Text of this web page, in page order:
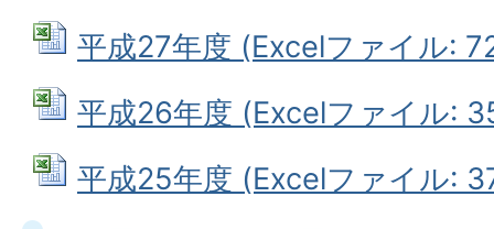
平成27年度 (Excelファイル:
平成26年度 (Excelファイル:
平成25年度 (Excelファイル: